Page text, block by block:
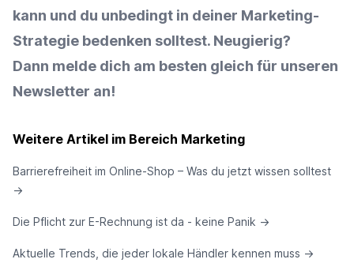
kann und du unbedingt in deiner Marketing-
Strategie bedenken solltest. Neugierig?
Dann melde dich am besten gleich für unseren
Newsletter an!
Weitere Artikel im Bereich Marketing
Barrierefreiheit im Online-Shop – Was du jetzt wissen solltest
→
Die Pflicht zur E-Rechnung ist da - keine Panik →
Aktuelle Trends, die jeder lokale Händler kennen muss →